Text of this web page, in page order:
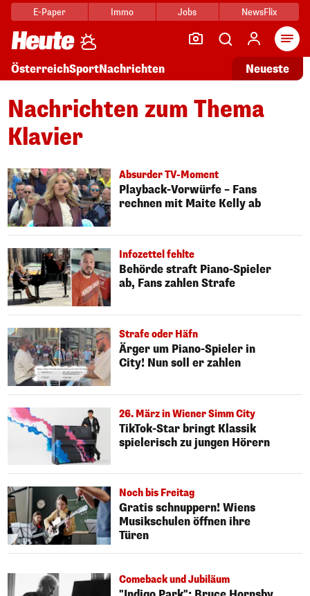
E-Paper Immo Jobs NewsFlix
ÖsterreichSportNachrichten Neueste
Nachrichten zum Thema
Klavier
Absurder TV-Moment
Playback-Vorwürfe – Fans
rechnen mit Maite Kelly ab
Infozettel fehlte
Behörde straft Piano-Spieler
ab, Fans zahlen Strafe
Strafe oder Häfn
Ärger um Piano-Spieler in
City! Nun soll er zahlen
26. März in Wiener Simm City
TikTok-Star bringt Klassik
spielerisch zu jungen Hörern
Noch bis Freitag
Gratis schnuppern! Wiens
Musikschulen öffnen ihre
Türen
Comeback und Jubiläum